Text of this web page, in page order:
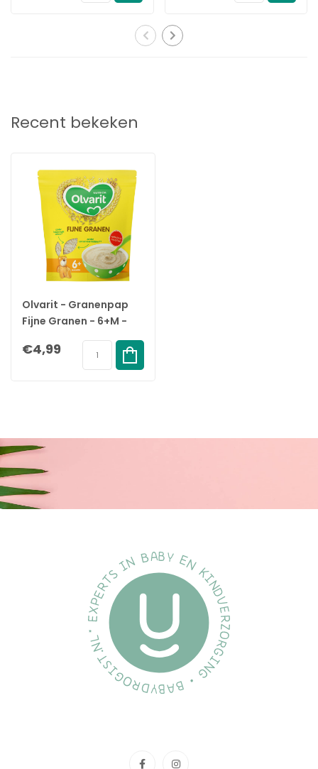
Recent bekeken
Olvarit - Granenpap
Fijne Granen - 6+M -
€4,99